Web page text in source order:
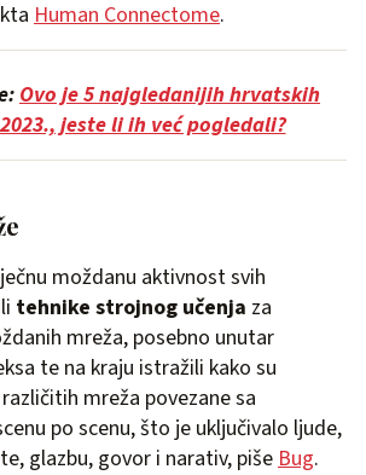
Human Connectome.
Ovo je 5 najgledanijih hrvatskih
jeste li ih već pogledali?
moždanu aktivnost svih
tehnike strojnog učenja za
mreža, posebno unutar
te na kraju istražili kako su
mreža povezane sa
po scenu, što je uključivalo ljude,
glazbu, govor i narativ, pišeBug.